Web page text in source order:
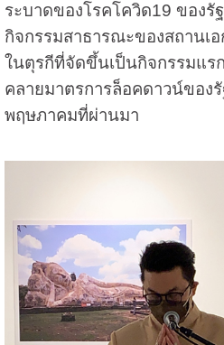
ระบาดของโรคโควิด19 ของรั
กิจกรรมสาธารณะของสถานเ
ในตุรกีที่จัดขึ้นเป็นกิจกรรมแร
คลายมาตรการล็อคดาวน์ของ
พฤษภาคมที่ผ่านมา